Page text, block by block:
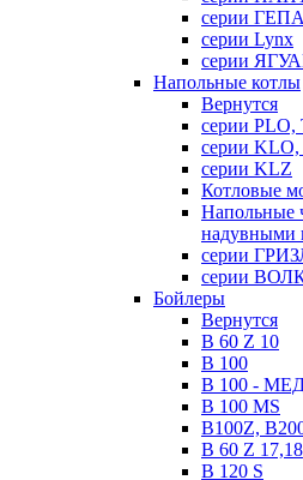
серии
серии Lynx
серии
Напольные котлы
Вернутся
серии PLO,
серии
серии KLZ
Котловые
Напольные
надувными
серии
серии
Бойлеры
Вернутся
B 60 Z 10
B 100
B 100 -
B 100 MS
B100Z,
B 60 Z 17,18
B 120 S